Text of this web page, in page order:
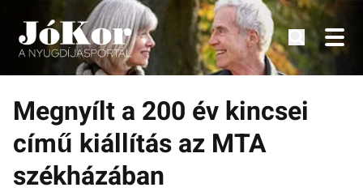
Tovább
tartalomra
Tudnivalók, érdekességek idősek számára.
Megnyílt a 200 év kincsei
című kiállítás az MTA
székházában